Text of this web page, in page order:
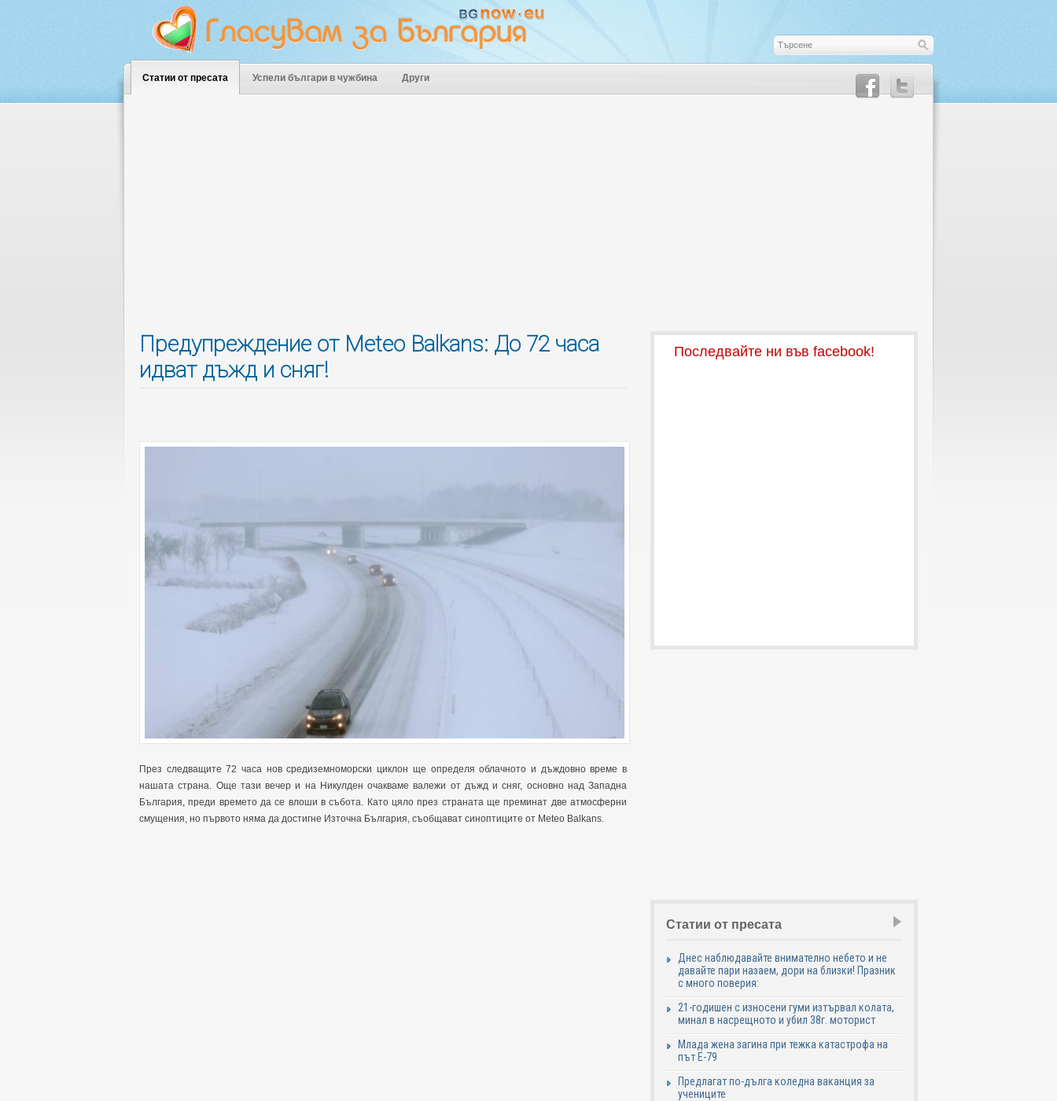
Статии от пресата Успели българи в чужбина Други
Предупреждение от Meteo Balkans: До 72 часа
идват дъжд и сняг!
През следващите 72 часа нов средиземноморски циклон ще определя облачното и дъждовно време в
нашата страна. Още тази вечер и на Никулден очакваме валежи от дъжд и сняг, основно над Западна
България, преди времето да се влоши в събота. Като цяло през страната ще преминат две атмосферни
смущения, но първото няма да достигне Източна България, съобщават синоптиците от Meteo Balkans.
Последвайте ни във facebook!
Статии от пресата
Днес наблюдавайте внимателно небето и не
давайте пари назаем, дори на близки! Празник
с много поверия:
21-годишен с износени гуми изтървал колата,
минал в насрещното и убил 38г. моторист
Млада жена загина при тежка катастрофа на
път Е-79
Предлагат по-дълга коледна ваканция за
учениците